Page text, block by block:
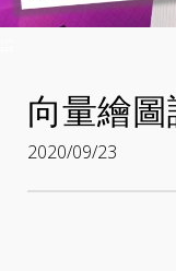
向量繪
2020/09/23